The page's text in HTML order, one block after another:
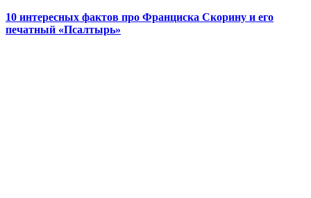
10 интересных фактов про Франциска Скорину и его
печатный «Псалтырь»